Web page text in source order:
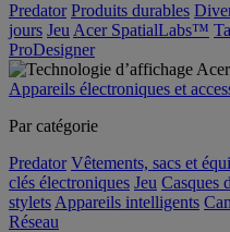
Predator Produits durables
jours Jeu Acer SpatialLabs™
ProDesigner
Appareils électroniques et
Par catégorie
Predator Vêtements, sacs et
clés électroniques Jeu Casques
stylets Appareils intelligents
Réseau